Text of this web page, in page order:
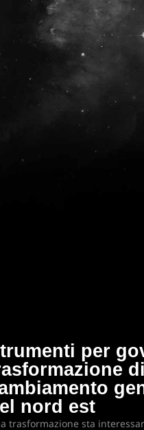
per
nord est
trasformazione sta